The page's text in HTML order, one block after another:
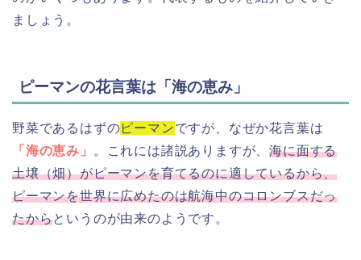
ましょう。
ピーマンの花言葉は「海の恵み」
野菜であるはずのピーマンですが、なぜか花言葉は
「海の恵み」
。これには諸説ありますが、海に面する
土壌（畑）がピーマンを育てるのに適しているから、
ピーマンを世界に広めたのは航海中のコロンブスだっ
たからというのが由来のようです。